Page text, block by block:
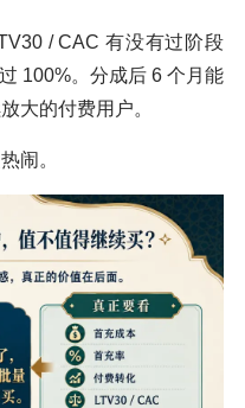
/ CAC 有没有过阶段
100%。分成后 6 个月能
大的付费用户。
闹。